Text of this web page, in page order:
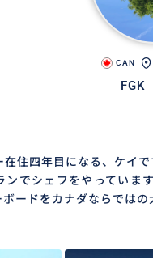
CAN
FGK
住四年目になる、ケイで
ンでシェフをやっていま
ードをカナダならではの